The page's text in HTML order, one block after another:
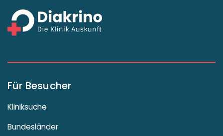
Für Besucher
Kliniksuche
Bundesländer